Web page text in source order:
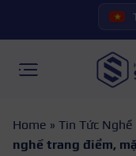
Home » Tin Tức
nghề trang điểm,